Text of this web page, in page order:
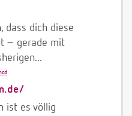
dass dich diese
– gerade mit
ist es völlig